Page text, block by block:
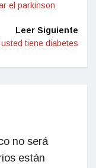
el parkinson
Leer Siguiente
tiene diabetes
no será
están